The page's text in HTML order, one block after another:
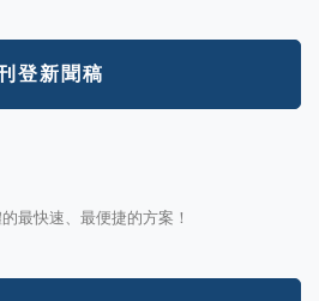
登新聞稿
最快速、最便捷的方案！